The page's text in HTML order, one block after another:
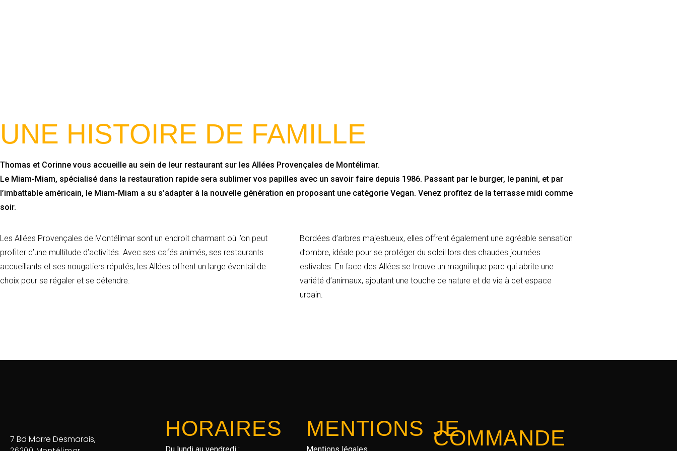
UNE HISTOIRE DE FAMILLE
Thomas et Corinne vous accueille au sein de leur restaurant sur les Allées Provençales de Montélimar.
Le Miam-Miam, spécialisé dans la restauration rapide sera sublimer vos papilles avec un savoir faire depuis 1986. Passant par le burger, le panini, et par
l’imbattable américain, le Miam-Miam a su s’adapter à la nouvelle génération en proposant une catégorie Vegan. Venez profitez de la terrasse midi comme
soir.
Les Allées Provençales de Montélimar sont un endroit charmant où l’on peut
profiter d’une multitude d’activités. Avec ses cafés animés, ses restaurants
accueillants et ses nougatiers réputés, les Allées offrent un large éventail de
choix pour se régaler et se détendre.
Bordées d’arbres majestueux, elles offrent également une agréable sensation
d’ombre, idéale pour se protéger du soleil lors des chaudes journées
estivales. En face des Allées se trouve un magnifique parc qui abrite une
variété d’animaux, ajoutant une touche de nature et de vie à cet espace
urbain.
7 Bd Marre Desmarais, HORAIRES MENTIONS JE
COMMANDE